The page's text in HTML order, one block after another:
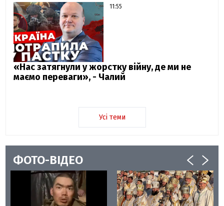
11:55
«Нас затягнули у жорстку війну, де ми не
маємо переваги», - Чалий
Усі теми
ФОТО-ВІДЕО